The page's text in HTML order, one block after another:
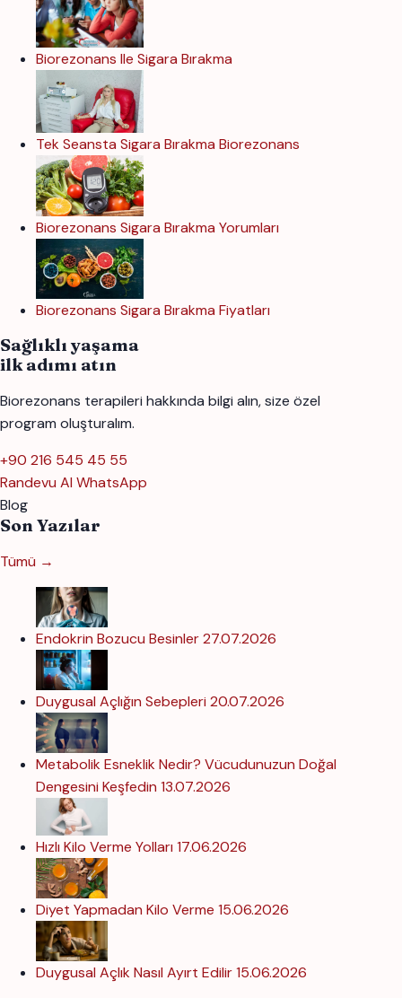
Biorezonans Ile Sigara Bırakma
Tek Seansta Sigara Bırakma Biorezonans
Biorezonans Sigara Bırakma Yorumları
Biorezonans Sigara Bırakma Fiyatları
Sağlıklı yaşama
ilk adımı atın
Biorezonans terapileri hakkında bilgi alın, size özel
program oluşturalım.
+90 216 545 45 55
Randevu Al WhatsApp
Blog
Son Yazılar
Tümü →
Endokrin Bozucu Besinler27.07.2026
Duygusal Açlığın Sebepleri 20.07.2026
Metabolik Esneklik Nedir? Vücudunuzun Doğal
Dengesini Keşfedin 13.07.2026
Hızlı Kilo Verme Yolları 17.06.2026
Diyet Yapmadan Kilo Verme 15.06.2026
Duygusal Açlık Nasıl Ayırt Edilir15.06.2026